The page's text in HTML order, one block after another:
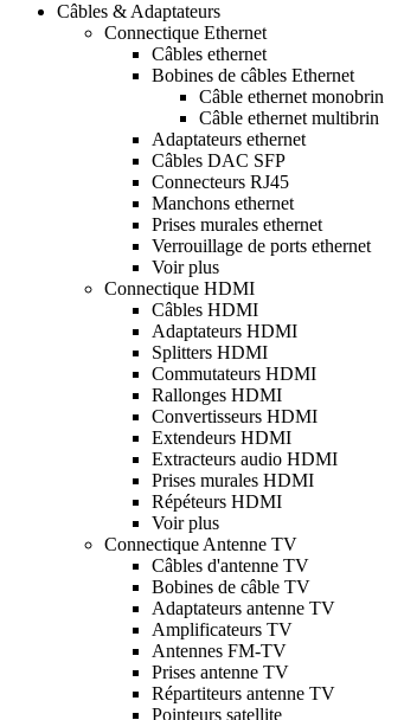
Câbles & Adaptateurs
Connectique Ethernet
Câbles ethernet
Bobines de câbles Ethernet
Câble ethernet monobrin
Câble ethernet multibrin
Adaptateurs ethernet
Câbles DAC SFP
Connecteurs RJ45
Manchons ethernet
Prises murales ethernet
Verrouillage de ports ethernet
Voir plus
Connectique HDMI
Câbles HDMI
Adaptateurs HDMI
Splitters HDMI
Commutateurs HDMI
Rallonges HDMI
Convertisseurs HDMI
Extendeurs HDMI
Extracteurs audio HDMI
Prises murales HDMI
Répéteurs HDMI
Voir plus
Connectique Antenne TV
Câbles d'antenne TV
Bobines de câble TV
Adaptateurs antenne TV
Amplificateurs TV
Antennes FM-TV
Prises antenne TV
Répartiteurs antenne TV
Pointeurs satellite